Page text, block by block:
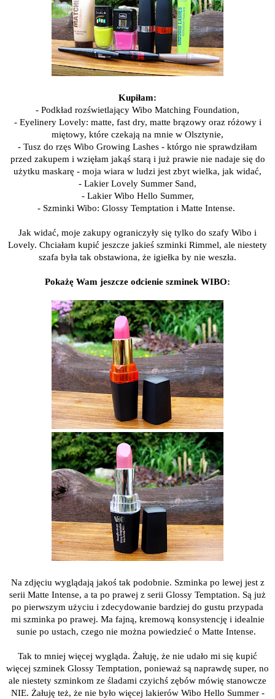
Kupiłam:
- Podkład rozświetlający Wibo Matching Foundation,
- Eyelinery Lovely: matte, fast dry, matte brązowy oraz różowy i
miętowy, które czekają na mnie w Olsztynie,
- Tusz do rzęs Wibo Growing Lashes - którgo nie sprawdziłam
przed zakupem i wzięłam jakąś starą i już prawie nie nadaje się do
użytku maskarę - moja wiara w ludzi jest zbyt wielka, jak widać,
- Lakier Lovely Summer Sand,
- Lakier Wibo Hello Summer,
- Szminki Wibo: Glossy Temptation i Matte Intense.
Jak widać, moje zakupy ograniczyły się tylko do szafy Wibo i
Lovely. Chciałam kupić jeszcze jakieś szminki Rimmel, ale niestety
szafa była tak obstawiona, że igiełka by nie weszła.
Pokażę Wam jeszcze odcienie szminek WIBO:
Na zdjęciu wyglądają jakoś tak podobnie. Szminka po lewej jest z
serii Matte Intense, a ta po prawej z serii Glossy Temptation. Są już
po pierwszym użyciu i zdecydowanie bardziej do gustu przypada
mi szminka po prawej. Ma fajną, kremową konsystencję i idealnie
sunie po ustach, czego nie można powiedzieć o Matte Intense.
Tak to mniej więcej wygląda. Żałuję, że nie udało mi się kupić
więcej szminek Glossy Temptation, ponieważ są naprawdę super, no
ale niestety szminkom ze śladami czyichś zębów mówię stanowcze
NIE. Żałuję też, że nie było więcej lakierów Wibo Hello Summer -